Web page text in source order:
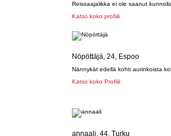
Reissaajalikka ei ole saanut
Katso koko profiili
Nöpöttäjä, 24, Espoo
Nännykät edellä kohti aurinkoista
Katso koko Profiili
annaali, 44, Turku